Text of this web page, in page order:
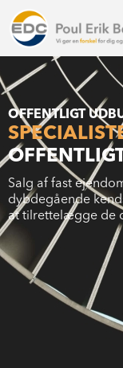
OFFENTLIGT
Salg af fast
dybdegående
at tilrettelægge de